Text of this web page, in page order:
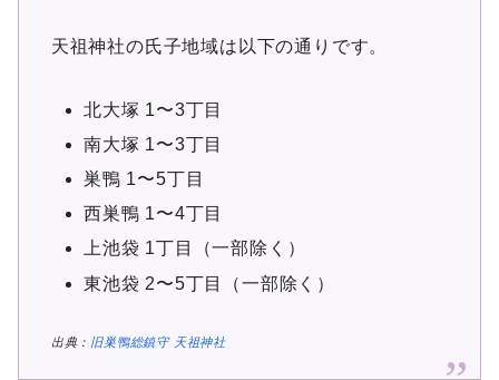
天祖神社の氏子地域は以下の通りです。
北大塚 1〜3丁目
南大塚 1〜3丁目
巣鴨 1〜5丁目
西巣鴨 1〜4丁目
上池袋 1丁目（一部除く）
東池袋 2〜5丁目（一部除く）
出典： 旧巣鴨総鎮守 天祖神社